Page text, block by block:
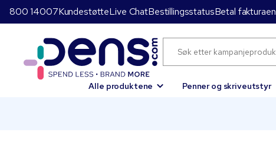
800 14007KundestøtteLive ChatBestillingsstatusBetal fakturaen
Alle produktene Penner og skriveutstyr